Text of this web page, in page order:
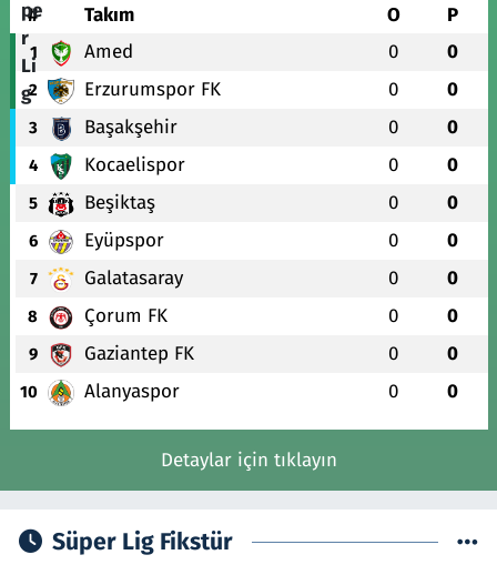
# Takım O P
1 Amed 0 0
2 Erzurumspor FK 0 0
3 Başakşehir 0 0
4 Kocaelispor 0 0
5 Beşiktaş 0 0
6 Eyüpspor 0 0
7 Galatasaray 0 0
8 Çorum FK 0 0
9 Gaziantep FK 0 0
10 Alanyaspor 0 0
Detaylar için tıklayın
Süper Lig Fikstür